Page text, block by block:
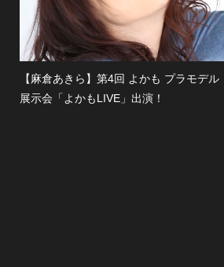
【麻倉あきら】第4回 よかも プラモデル
展示会「よかもLIVE」出演！